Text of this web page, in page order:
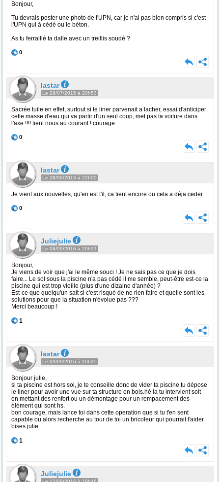
Bonjour,
Tu devrais poster une photo de l'UPN, car je n'ai pas bien compris si c'est
l'UPN qui à cédé ou le béton.
As tu ferraillé ta dalle avec un treillis soudé ?
0
lastar
Le 29/07/2015 à 20h53
Sacrée tuile en effet, surtout si le liner parvenait a lacher, essai d'anticiper
cette masse d'eau qui va partir d'un seul coup, met pas ta voiture dans
l'axe !!!! tient nous au courant ! courage
0
lastar
Le 28/09/2015 à 22h00
Je vient aux nouvelles, qu'en est t'il, ca tient encore ou cela a déja ceder
0
Juliejulie
Le 08/09/2016 à 20h21
Bonjour,
Je viens de voir que j'ai le même souci ! Je ne sais pas ce que je dois
faire... Le sol sous la piscine n'a pas cédé il me semble, peut-être est-ce la
piscine qui est trop vieille (plus d'une dizaine d'année) ?
Est-ce que quelqu'un sait si c'est risqué de ne rien faire et quelle sont les
solutions pour que la situation n'évolue pas ???
Merci beaucoup !
1
lastar
Le 09/09/2016 à 10h35
Bonjour julie,
si ta piscine est hors sol, je te conseille donc de vider ta piscine,tu dépose
le liner pour avoir une vue sur ta structure en bois.hé la tu intervient soit
en mettant des renfort ou un démontage pour un rempacement des
élément qui sont hs.
bon courage, mais lance toi dans cette operation que si tu t'en sent
capable ou alors recherche au tour de toi un bricoleur qui pourrait t'aider.
bises julie
1
Juliejulie